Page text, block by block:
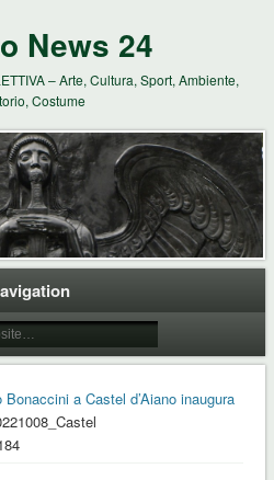
News 24
– Arte, Cultura, Sport, Ambiente,
Costume
Bonaccini a Castel d’Aiano inaugura